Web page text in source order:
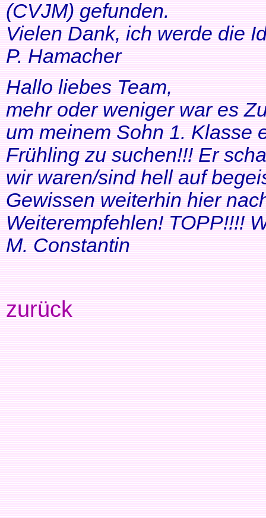
(CVJM) gefunden.
Vielen Dank, ich werde die
P. Hamacher
Hallo liebes Team,
mehr oder weniger war es
um meinem Sohn 1. Klasse
Frühling zu suchen!!! Er
wir waren/sind hell auf
Gewissen weiterhin hier
Weiterempfehlen! TOPP!!!!
M. Constantin
zurück